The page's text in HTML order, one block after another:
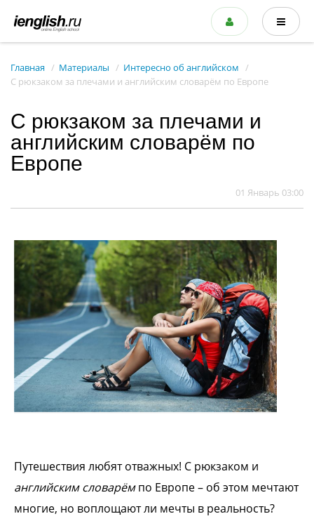
Главная Материалы
Интересно об английском
С рюкзаком за плечами и английским словарём по Европе
С рюкзаком за плечами и
английским словарём по
Европе
01 Январь 03:00
Путешествия любят отважных! С рюкзаком и
английским словарёмпо Европе – об этом мечтают
многие, но воплощают ли мечты в реальность?